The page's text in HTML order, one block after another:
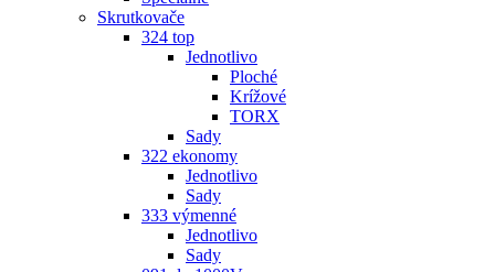
Skrutkovače
324 top
Jednotlivo
Ploché
Krížové
TORX
Sady
322 ekonomy
Jednotlivo
Sady
333 výmenné
Jednotlivo
Sady